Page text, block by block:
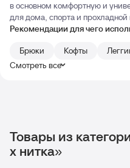
в основном комфортную и
для дома, спорта и прохладной
Рекомендации для чего
Брюки
Кофты
Смотреть все
Товары из
х нитка»